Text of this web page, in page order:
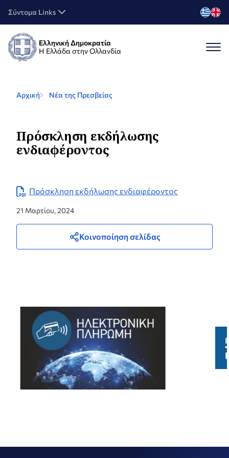
Σύντομα Links
Ελληνική Δημοκρατία
Η Ελλάδα στην Ολλανδία
Αρχική Νέα της Πρεσβείας
Πρόσκληση εκδήλωσης
ενδιαφέροντος
Πρόσκληση εκδήλωσης ενδιαφέροντος
21 Μαρτίου, 2024
Κοινοποίηση σελίδας